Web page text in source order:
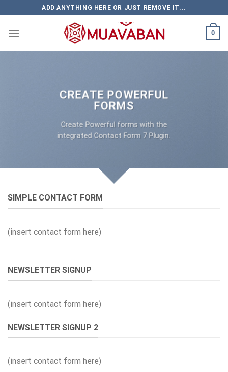
to
content
ADD ANYTHING HERE OR JUST REMOVE IT...
0
CREATE POWERFUL
FORMS
Create Powerful forms with the
integrated Contact Form 7 Plugin.
SIMPLE CONTACT FORM
(insert contact form here)
NEWSLETTER SIGNUP
(insert contact form here)
NEWSLETTER SIGNUP 2
(insert contact form here)